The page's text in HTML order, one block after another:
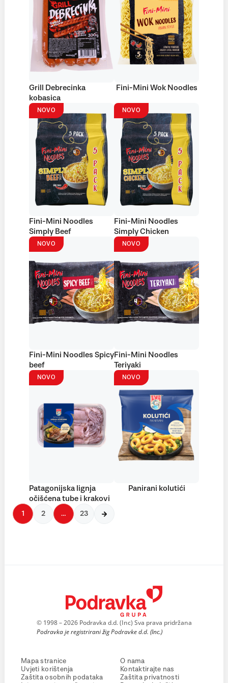
Grill Debrecinka
kobasica
Fini-Mini Wok Noodles
NOVO
Fini-Mini Noodles
Simply Beef
NOVO
Fini-Mini Noodles
Simply Chicken
NOVO
Fini-Mini Noodles Spicy
beef
NOVO
Fini-Mini Noodles
Teriyaki
NOVO
Patagonijska lignja
očišćena tube i krakovi
NOVO
Panirani kolutići
1 2 … 23
© 1998 – 2026 Podravka d.d. (Inc) Sva prava pridržana
Podravka je registrirani žig Podravke d.d. (Inc.)
Mapa stranice
Uvjeti korištenja
Zaštita osobnih podataka
O nama
Kontaktirajte nas
Zaštita privatnosti